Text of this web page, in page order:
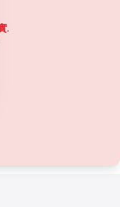
.
大的安全措施，例如資金隔
格，但它們提供可靠的區域
保護，例如最低資本要求和
謹慎行事並驗證安全措施。
鍵保護，例如資金隔離和
對交易者構成較高的風險。